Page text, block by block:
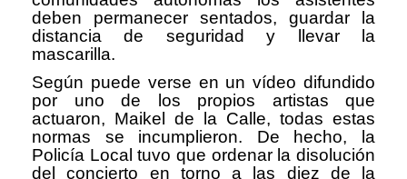
deben permanecer sentados, guardar la
distancia de seguridad y llevar la
mascarilla.
Según puede verse en un vídeo difundido
por uno de los propios artistas que
actuaron, Maikel de la Calle, todas estas
normas se incumplieron. De hecho, la
Policía Local tuvo que ordenar la disolución
del concierto en torno a las diez de la